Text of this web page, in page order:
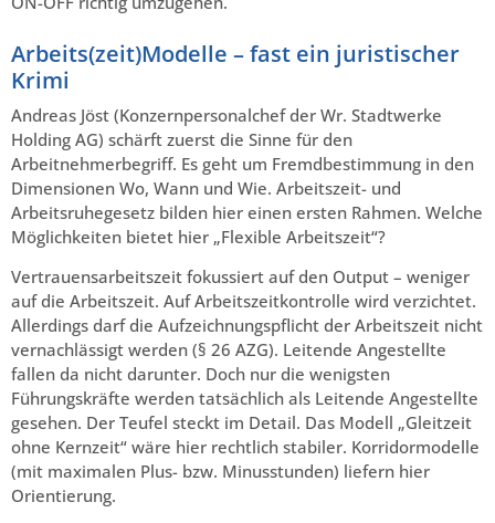
Arbeits(zeit)Modelle – fast ein juristischer
Krimi
Andreas Jöst (Konzernpersonalchef der Wr. Stadtwerke
Holding AG) schärft zuerst die Sinne für den
Arbeitnehmerbegriff. Es geht um Fremdbestimmung in den
Dimensionen Wo, Wann und Wie. Arbeitszeit- und
Arbeitsruhegesetz bilden hier einen ersten Rahmen. Welche
Möglichkeiten bietet hier „Flexible Arbeitszeit“?
Vertrauensarbeitszeit fokussiert auf den Output – weniger
auf die Arbeitszeit. Auf Arbeitszeitkontrolle wird verzichtet.
Allerdings darf die Aufzeichnungspflicht der Arbeitszeit nicht
vernachlässigt werden (§ 26 AZG). Leitende Angestellte
fallen da nicht darunter. Doch nur die wenigsten
Führungskräfte werden tatsächlich als Leitende Angestellte
gesehen. Der Teufel steckt im Detail. Das Modell „Gleitzeit
ohne Kernzeit“ wäre hier rechtlich stabiler. Korridormodelle
(mit maximalen Plus- bzw. Minusstunden) liefern hier
Orientierung.